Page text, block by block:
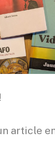
article